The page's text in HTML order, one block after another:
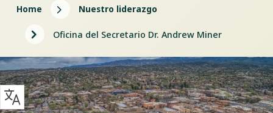
Home 5 Nuestro liderazgo
5 Oficina del Secretario Dr. Andrew Miner